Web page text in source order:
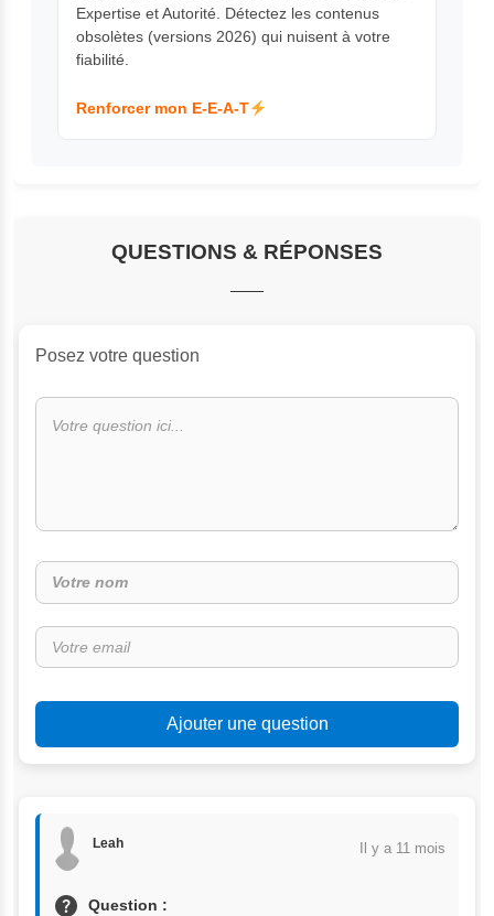
Expertise et Autorité. Détectez les contenus
obsolètes (versions 2026) qui nuisent à votre
fiabilité.
Renforcer mon E-E-A-T
QUESTIONS & RÉPONSES
Posez votre question
Ajouter une question
Leah Il y a 11 mois
Question :